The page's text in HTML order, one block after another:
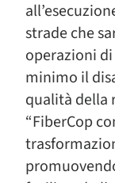
strade che
operazioni
minimo il
qualità della
“FiberCop